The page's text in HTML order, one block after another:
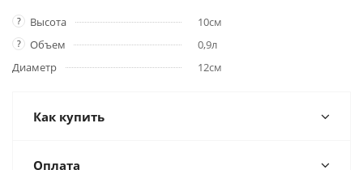
? Высота 10см
? Объем
0,9л
Диаметр
12см
Как купить
Оплата